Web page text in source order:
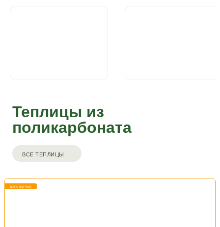
Теплицы из
поликарбоната
ВСЕ ТЕПЛИЦЫ
ДУГА-ФЕРМА!